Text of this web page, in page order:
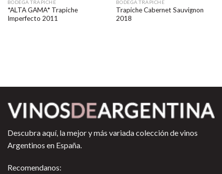
BODEGA TRAPICHE
*ALTA GAMA* Trapiche
Imperfecto 2011
BODEGA TRAPICHE
Trapiche Cabernet Sauvignon
2018
Descubra aquí, la mejor y más variada colección de vinos
Argentinos en España.
Recomendanos: